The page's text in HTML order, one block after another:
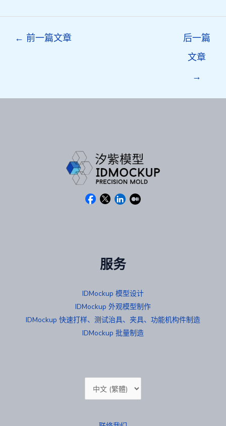
← 前一篇文章
后一篇
文章
→
服务
IDMockup 模型设计
IDMockup 外观模型制作
IDMockup 快速打样、测试治具、夹具、功能机构件制造
IDMockup 批量制造
择